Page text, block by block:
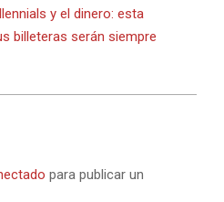
y el dinero: esta
billeteras serán siempre
para publicar un